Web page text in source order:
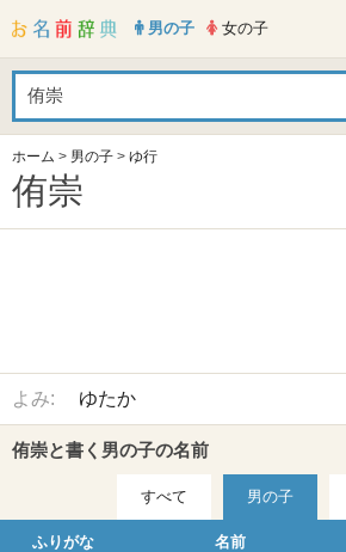
男の子 女の子
ホーム > 男の子 > ゆ行
侑崇
よみ: ゆたか
侑崇と書く男の子の名前
すべて 男の子
ふりがな 名前